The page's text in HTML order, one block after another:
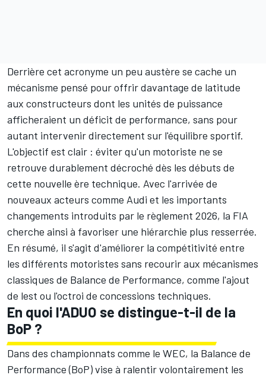
Derrière cet acronyme un peu austère se cache un
mécanisme pensé pour offrir davantage de latitude
aux constructeurs dont les unités de puissance
afficheraient un déficit de performance, sans pour
autant intervenir directement sur l'équilibre sportif.
L'objectif est clair : éviter qu'un motoriste ne se
retrouve durablement décroché dès les débuts de
cette nouvelle ère technique. Avec l'arrivée de
nouveaux acteurs comme Audi et les importants
changements introduits par le règlement 2026, la FIA
cherche ainsi à favoriser une hiérarchie plus resserrée.
En résumé, il s'agit d'améliorer la compétitivité entre
les différents motoristes sans recourir aux mécanismes
classiques de Balance de Performance, comme l'ajout
de lest ou l'octroi de concessions techniques.
En quoi l'ADUO se distingue-t-il de la
BoP ?
Dans des championnats comme le WEC, la Balance de
Performance (BoP) vise à ralentir volontairement les